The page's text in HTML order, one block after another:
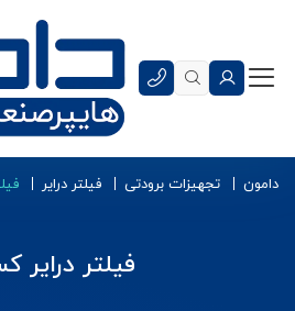
دامون تجهیزات برودتی فیلتر درایر
فیلتر درایر